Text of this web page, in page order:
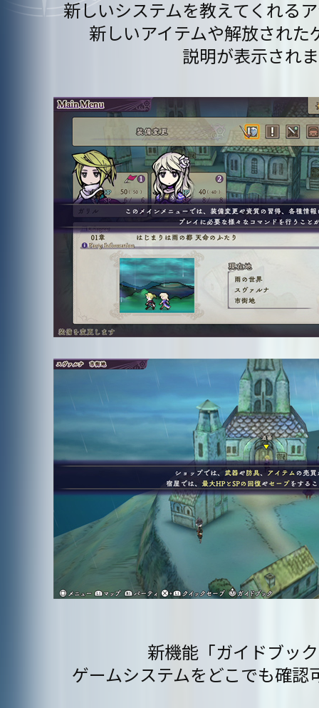
新しいシステムを教えてくれる
新しいアイテムや解放された
説明が表示され
新機能「ガイドブッ
ゲームシステムをどこでも確認